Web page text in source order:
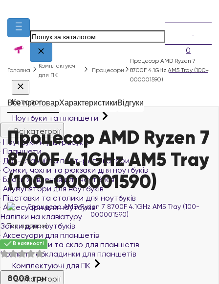
0
Каталог
Ноутбуки та планшети
Всі категорії
Ноутбуки й ультрабуки
Планшети
Док-станції та порт-реплікатори
Сумки, чохли та рюкзаки для ноутбуків
Блоки живлення для ноутбуків
Акумулятори для ноутбуків
Підставки та столики для ноутбуків
Аксесуари для ноутбуків
Наліпки на клавіатуру
Замки для ноутбуків
Аксесуари для планшетів
Захисні плівки та скло для планшетів
Чохли та обкладинки для планшетів
Комплектуючі для ПК
Всі категорії
Головна
Комплектуючі
для ПК
Процесори
Процесор AMD Ryzen 7
8700F 4.1GHz AM5 Tray (100-
000001590)
Все про товарХарактеристикиВідгуки
Процесор AMD Ryzen 7
8700F 4.1GHz AM5 Tray
(100-000001590)
Топ продажі
В наявності
8008 грн